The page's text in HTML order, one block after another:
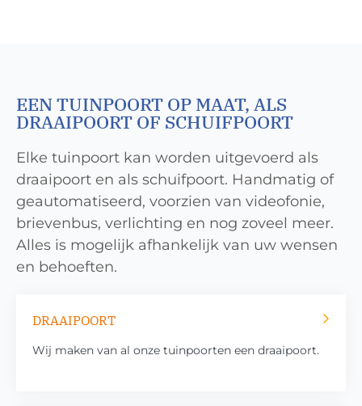
EEN TUINPOORT OP MAAT, ALS
DRAAIPOORT OF SCHUIFPOORT
Elke tuinpoort kan worden uitgevoerd als
draaipoort en als schuifpoort. Handmatig of
geautomatiseerd, voorzien van videofonie,
brievenbus, verlichting en nog zoveel meer.
Alles is mogelijk afhankelijk van uw wensen
en behoeften.
DRAAIPOORT
Wij maken van al onze tuinpoorten een draaipoort.